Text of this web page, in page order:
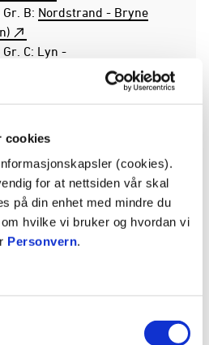
cookies
(cookies).
for at nettsiden vår skal
på din enhet med mindre du
hvilke vi bruker og hvordan vi
Personvern.
B: Nordstrand - Bryne
C: Lyn -
(Skagerak Arena)
Gr. A:Vidar -
Gr. D:Kongsberg -
Arena)
Gr. B:Nordstrand - Bærum